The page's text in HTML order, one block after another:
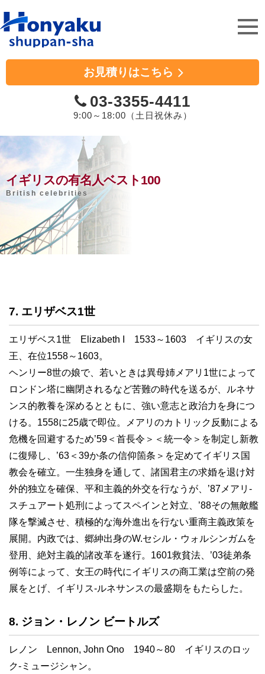
お見積りはこちら
03-3355-4411
9:00～18:00（土日祝休み）
イギリスの有名人ベスト100
British celebrities
7. エリザベス1世
エリザベス1世 Elizabeth I 1533～1603 イギリスの女
王、在位1558～1603。
ヘンリー8世の娘で、若いときは異母姉メアリ1世によって
ロンドン塔に幽閉されるなど苦難の時代を送るが、ルネサ
ンス的教養を深めるとともに、強い意志と政治力を身につ
ける。1558に25歳で即位。メアリのカトリック反動による
危機を回避するため’59＜首長令＞＜統一令＞を制定し新教
に復帰し、’63＜39か条の信仰箇条＞を定めてイギリス国
教会を確立。一生独身を通して、諸国君主の求婚を退け対
外的独立を確保、平和主義的外交を行なうが、’87メアリ-
スチュアート処刑によってスペインと対立、’88その無敵艦
隊を撃滅させ、積極的な海外進出を行ない重商主義政策を
展開。内政では、郷紳出身のW.セシル・ウォルシンガムを
登用、絶対主義的諸改革を遂行。1601救貧法、’03徒弟条
例等によって、女王の時代にイギリスの商工業は空前の発
展をとげ、イギリス-ルネサンスの最盛期をもたらした。
8. ジョン・レノン ビートルズ
レノン Lennon, John Ono 1940～80 イギリスのロッ
ク-ミュージシャン。